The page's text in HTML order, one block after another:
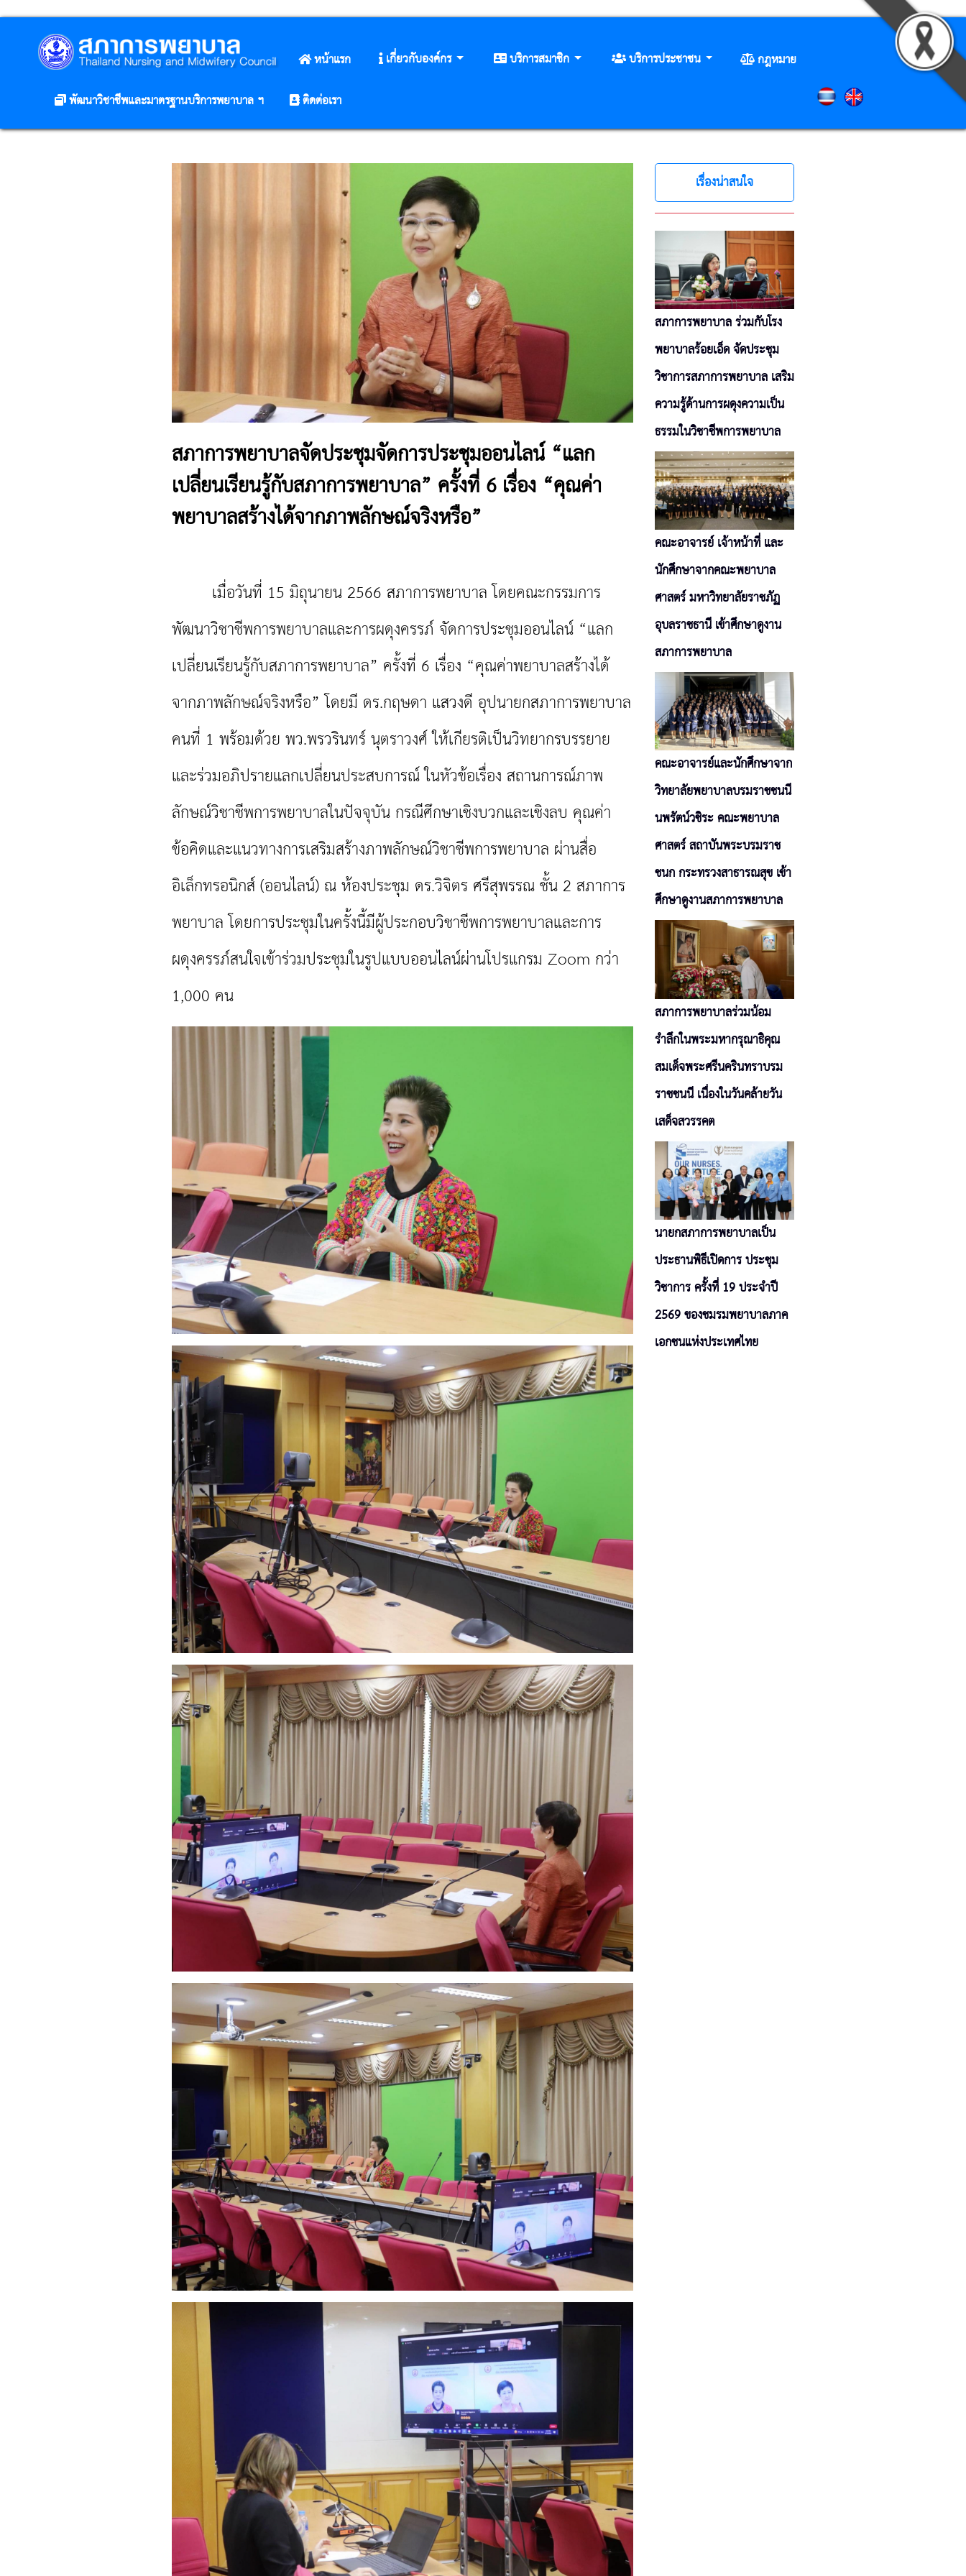
หน้าแรก เกี่ยวกับองค์กร บริการสมาชิก บริการประชาชน
กฎหมาย
พัฒนาวิชาชีพและมาตรฐานบริการพยาบาล ฯ
ติดต่อเรา
สภาการพยาบาลจัดประชุมจัดการประชุมออนไลน์ “แลก
เปลี่ยนเรียนรู้กับสภาการพยาบาล” ครั้งที่ 6 เรื่อง “คุณค่า
พยาบาลสร้างได้จากภาพลักษณ์จริงหรือ”
เมื่อวันที่ 15 มิถุนายน 2566 สภาการพยาบาล โดยคณะกรรมการ
พัฒนาวิชาชีพการพยาบาลและการผดุงครรภ์ จัดการประชุมออนไลน์ “แลก
เปลี่ยนเรียนรู้กับสภาการพยาบาล” ครั้งที่ 6 เรื่อง “คุณค่าพยาบาลสร้างได้
จากภาพลักษณ์จริงหรือ” โดยมี ดร.กฤษดา แสวงดี อุปนายกสภาการพยาบาล
คนที่ 1 พร้อมด้วย พว.พรวรินทร์ นุตราวงศ์ ให้เกียรติเป็นวิทยากรบรรยาย
และร่วมอภิปรายแลกเปลี่ยนประสบการณ์ ในหัวข้อเรื่อง สถานการณ์ภาพ
ลักษณ์วิชาชีพการพยาบาลในปัจจุบัน กรณีศึกษาเชิงบวกและเชิงลบ คุณค่า
ข้อคิดและแนวทางการเสริมสร้างภาพลักษณ์วิชาชีพการพยาบาล ผ่านสื่อ
อิเล็กทรอนิกส์ (ออนไลน์) ณ ห้องประชุม ดร.วิจิตร ศรีสุพรรณ ชั้น 2 สภาการ
พยาบาล โดยการประชุมในครั้งนี้มีผู้ประกอบวิชาชีพการพยาบาลและการ
ผดุงครรภ์สนใจเข้าร่วมประชุมในรูปแบบออนไลน์ผ่านโปรแกรม Zoom กว่า
1,000 คน
เรื่องน่าสนใจ
สภาการพยาบาล ร่วมกับโรง
พยาบาลร้อยเอ็ด จัดประชุม
วิชาการสภาการพยาบาล เสริม
ความรู้ด้านการผดุงความเป็น
ธรรมในวิชาชีพการพยาบาล
คณะอาจารย์ เจ้าหน้าที่ และ
นักศึกษาจากคณะพยาบาล
ศาสตร์ มหาวิทยาลัยราชภัฏ
อุบลราชธานี เข้าศึกษาดูงาน
สภาการพยาบาล
คณะอาจารย์และนักศึกษาจาก
วิทยาลัยพยาบาลบรมราชชนนี
นพรัตน์วชิระ คณะพยาบาล
ศาสตร์ สถาบันพระบรมราช
ชนก กระทรวงสาธารณสุข เข้า
ศึกษาดูงานสภาการพยาบาล
สภาการพยาบาลร่วมน้อม
รำลึกในพระมหากรุณาธิคุณ
สมเด็จพระศรีนครินทราบรม
ราชชนนี เนื่องในวันคล้ายวัน
เสด็จสวรรคต
นายกสภาการพยาบาลเป็น
ประธานพิธีเปิดการ ประชุม
วิชาการ ครั้งที่ 19 ประจำปี
2569 ของชมรมพยาบาลภาค
เอกชนแห่งประเทศไทย